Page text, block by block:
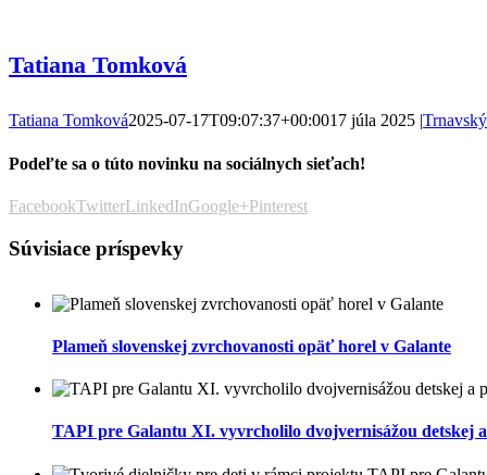
Tatiana Tomková
Tatiana Tomková2025-07-17T09:07:37+00:0017 júla 2025 |
Podeľte sa o túto novinku na sociálnych sieťach!
FacebookTwitterLinkedInGoogle+Pinterest
Súvisiace príspevky
Plameň slovenskej zvrchovanosti opäť horel v Galante
TAPI pre Galantu XI. vyvrcholilo dvojvernisážou detskej